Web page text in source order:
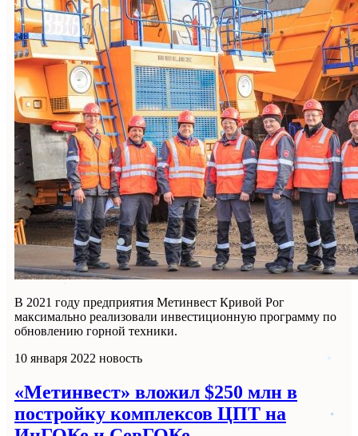
В 2021 году предприятия Метинвест Кривой Рог
максимально реализовали инвестиционную программу по
обновлению горной техники.
10 января 2022 новость
«Метинвест» вложил $250 млн в
постройку комплексов ЦПТ на